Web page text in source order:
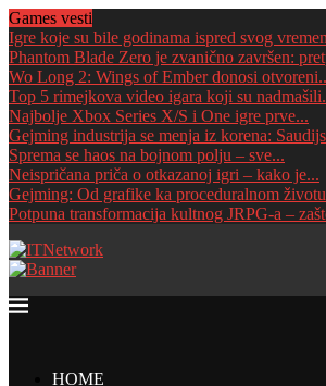
Games vesti
Igre koje su bile godinama ispred svog
Phantom Blade Zero je zvanično završen:
Wo Long 2: Wings of Ember donosi
Top 5 rimejkova video igara koji su
Najbolje Xbox Series X/S i One igre prve...
Gejming industrija se menja iz korena:
Sprema se haos na bojnom polju – sve...
Neispričana priča o otkazanoj igri – kako je...
Gejming: Od grafike ka proceduralnom životu
Potpuna transformacija kultnog JRPG-a –
HOME